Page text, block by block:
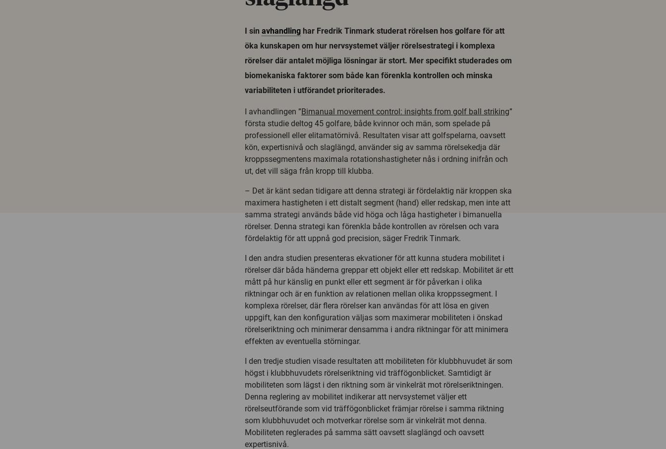
I sin avhandling har Fredrik Tinmark studerat rörelsen hos golfare för att
öka kunskapen om hur nervsystemet väljer rörelsestrategi i komplexa
rörelser där antalet möjliga lösningar är stort. Mer specifikt studerades om
biomekaniska faktorer som både kan förenkla kontrollen och minska
variabiliteten i utförandet prioriterades.
I avhandlingen ”Bimanual movement control: insights from golf ball striking”
första studie deltog 45 golfare, både kvinnor och män, som spelade på
professionell eller elitamatörnivå. Resultaten visar att golfspelarna, oavsett
kön, expertisnivå och slaglängd, använder sig av samma rörelsekedja där
kroppssegmentens maximala rotationshastigheter nås i ordning inifrån och
ut, det vill säga från kropp till klubba.
– Det är känt sedan tidigare att denna strategi är fördelaktig när kroppen ska
maximera hastigheten i ett distalt segment (hand) eller redskap, men inte att
samma strategi används både vid höga och låga hastigheter i bimanuella
rörelser. Denna strategi kan förenkla både kontrollen av rörelsen och vara
fördelaktig för att uppnå god precision, säger Fredrik Tinmark.
I den andra studien presenteras ekvationer för att kunna studera mobilitet i
rörelser där båda händerna greppar ett objekt eller ett redskap. Mobilitet är ett
mått på hur känslig en punkt eller ett segment är för påverkan i olika
riktningar och är en funktion av relationen mellan olika kroppssegment. I
komplexa rörelser, där flera rörelser kan användas för att lösa en given
uppgift, kan den konfiguration väljas som maximerar mobiliteten i önskad
rörelseriktning och minimerar densamma i andra riktningar för att minimera
effekten av eventuella störningar.
I den tredje studien visade resultaten att mobiliteten för klubbhuvudet är som
högst i klubbhuvudets rörelseriktning vid träffögonblicket. Samtidigt är
mobiliteten som lägst i den riktning som är vinkelrät mot rörelseriktningen.
Denna reglering av mobilitet indikerar att nervsystemet väljer ett
rörelseutförande som vid träffögonblicket främjar rörelse i samma riktning
som klubbhuvudet och motverkar rörelse som är vinkelrät mot denna.
Mobiliteten reglerades på samma sätt oavsett slaglängd och oavsett
expertisnivå.